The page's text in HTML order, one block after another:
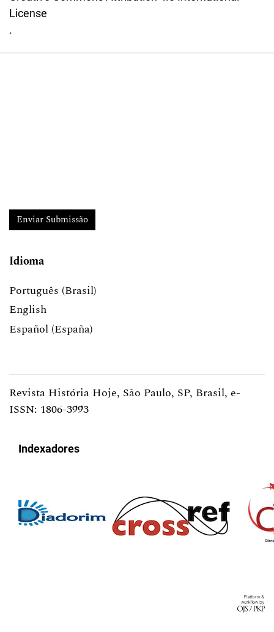
License
.
Enviar Submissão
Idioma
Português (Brasil)
English
Español (España)
Revista História Hoje, São Paulo, SP, Brasil, e-
ISSN: 1806-3993
Indexadores